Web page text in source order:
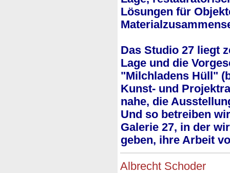
Lösungen für
Das Studio 27 liegt
Lage und die
"Milchladens Hüll"
Kunst- und
nahe, die
Und so betreiben
Galerie 27, in der
geben, ihre Arbeit
Albrecht Schoder